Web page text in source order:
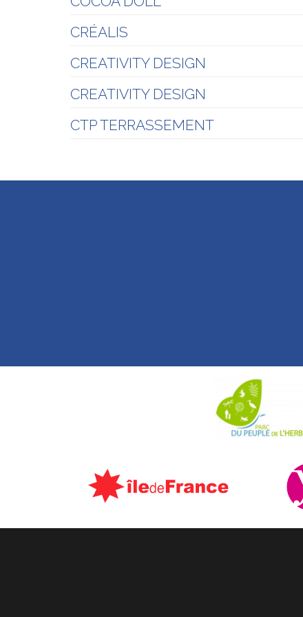
CRÉALIS
CREATIVITY DESIGN
CREATIVITY DESIGN
CTP TERRASSEMENT